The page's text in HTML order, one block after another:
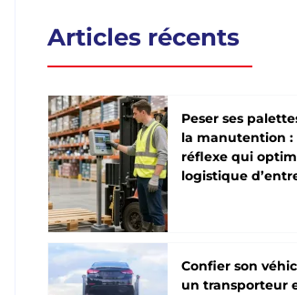
Articles récents
Peser ses
la manutention :
réflexe qui
logistique
Confier son
un transporteur